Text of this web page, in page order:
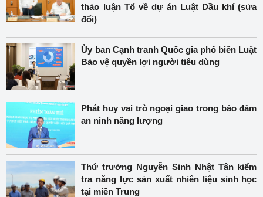
thảo luận Tổ về dự án Luật Dầu khí (sửa
đổi)
Ủy ban Cạnh tranh Quốc gia phổ biến Luật
Bảo vệ quyền lợi người tiêu dùng
Phát huy vai trò ngoại giao trong bảo đảm
an ninh năng lượng
Thứ trưởng Nguyễn Sinh Nhật Tân kiểm
tra năng lực sản xuất nhiên liệu sinh học
tại miền Trung